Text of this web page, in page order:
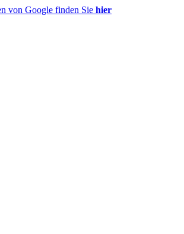
von Google finden Sie hier